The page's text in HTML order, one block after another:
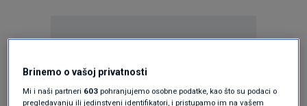
Oglas
Brinemo o vašoj privatnosti
Mi i naši partneri 603 pohranjujemo osobne podatke, kao što su podaci o
pregledavanju ili jedinstveni identifikatori, i pristupamo im na vašem